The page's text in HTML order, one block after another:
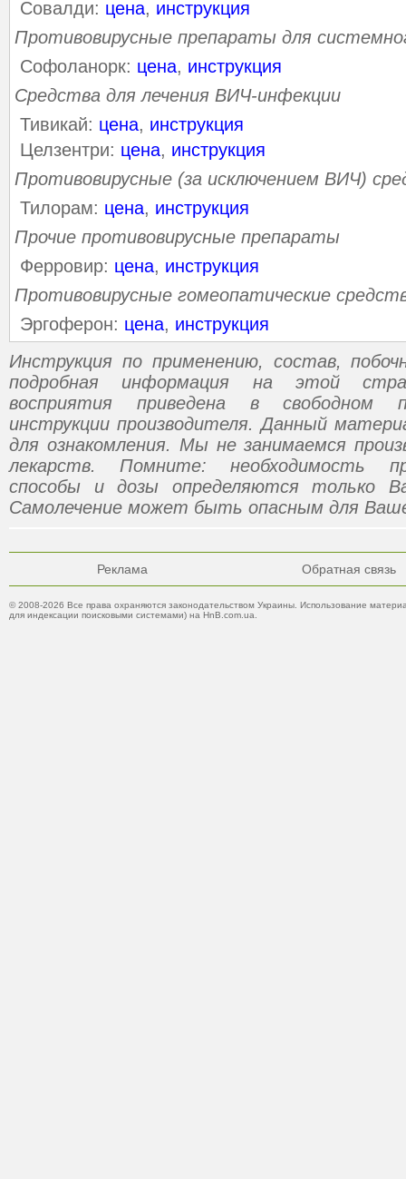
Совалди: цена, инструкция
Противовирусные препараты для
Софоланорк: цена, инструкция
Средства для лечения ВИЧ-инфекции
Тивикай: цена, инструкция
Целзентри: цена, инструкция
Противовирусные (за исключением ВИЧ)
Тилорам: цена, инструкция
Прочие противовирусные препараты
Ферровир: цена, инструкция
Противовирусные гомеопатические
Эргоферон: цена, инструкция
Инструкция по применению, состав,
подробная информация на этой
восприятия приведена в свободном
инструкции производителя. Данный
для ознакомления. Мы не занимаемся
лекарств. Помните: необходимость
способы и дозы определяются только
Самолечение может быть опасным для
Реклама Обратная связь
© 2008-2026 Все права охраняются законодательством Украины. Использование
для индексации поисковыми системами) на HnB.com.ua.